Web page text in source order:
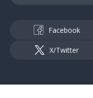
Facebook
X/Twitter